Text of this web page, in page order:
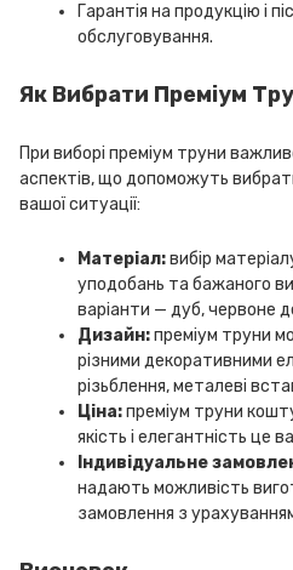
Гарантія на продукцію і
обслуговування.
Як Вибрати Преміум
При виборі преміум труни
аспектів, що допоможуть
вашої ситуації:
Матеріал:вибір
уподобань та бажаного
варіанти — дуб, червоне
Дизайн:преміум труни
різними декоративними
різьблення, металеві
Ціна:преміум труни
якість і елегантність це
Індивідуальне
надають можливість
замовлення з